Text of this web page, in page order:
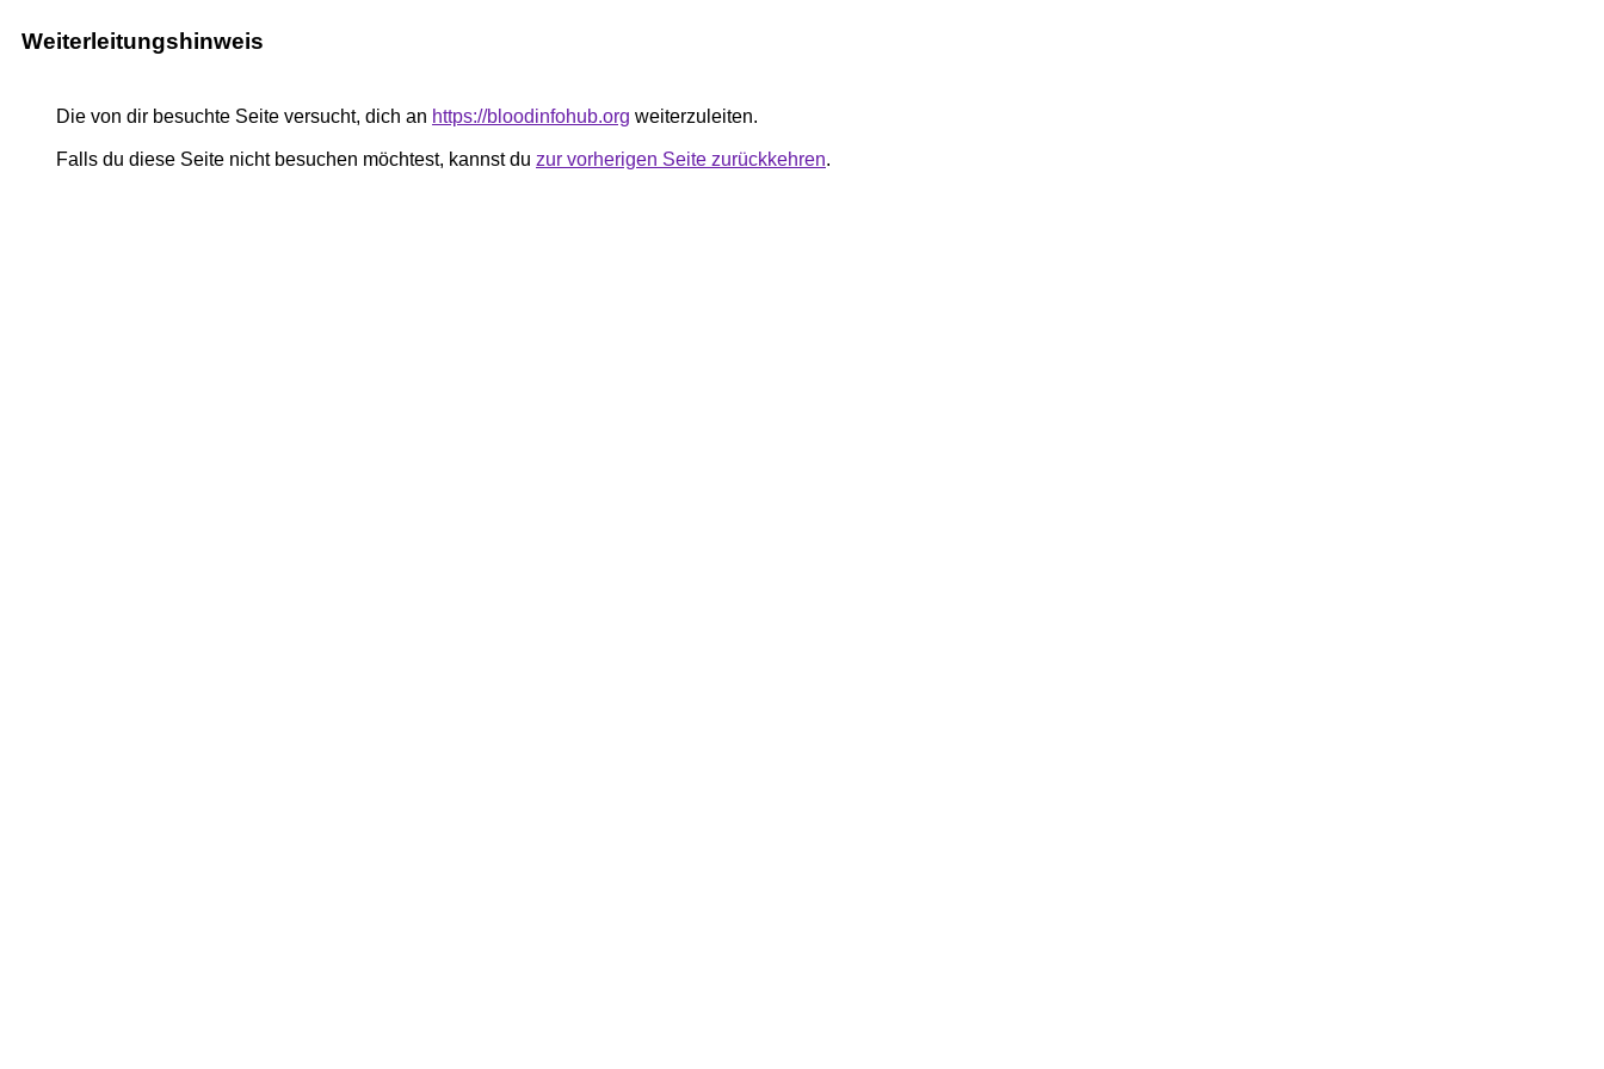
Weiterleitungshinweis
Die von dir besuchte Seite versucht, dich an https://bloodinfohub.org weiterzuleiten.
Falls du diese Seite nicht besuchen möchtest, kannst du zur vorherigen Seite zurückkehren.